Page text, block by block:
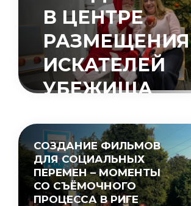
В ЦЕНТРЕ
РАЗМЕЩЕНИЯ
ИСКАТЕЛЕЙ
УБЕЖИЩА
15.05.2026.
СОЗДАНИЕ ФИЛЬМОВ
ДЛЯ СОЦИАЛЬНЫХ
ПЕРЕМЕН – МОМЕНТЫ
СО СЪЁМОЧНОГО
ПРОЦЕССА В РИГЕ